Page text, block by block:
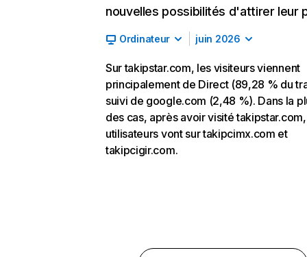
nouvelles possibilités d'attirer leur
Ordinateur juin 2026
Sur takipstar.com, les visiteurs viennent
principalement de Direct (89,28 % du
suivi de google.com (2,48 %). Dans la
des cas, après avoir visité
utilisateurs vont sur takipcimx.com et
takipcigir.com.